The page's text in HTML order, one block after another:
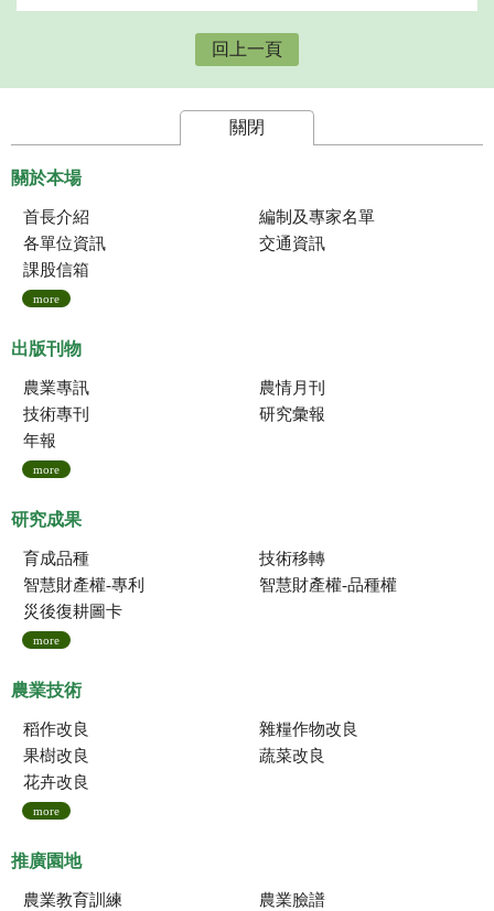
回上一頁
關閉
關於本場
首長介紹
編制及專家名單
各單位資訊
交通資訊
課股信箱
more
出版刊物
農業專訊
農情月刊
技術專刊
研究彙報
年報
more
研究成果
育成品種
技術移轉
智慧財產權-專利
智慧財產權-品種權
災後復耕圖卡
more
農業技術
稻作改良
雜糧作物改良
果樹改良
蔬菜改良
花卉改良
more
推廣園地
農業教育訓練
農業臉譜